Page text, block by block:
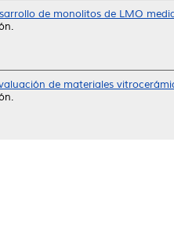
de monolitos de LMO
de materiales